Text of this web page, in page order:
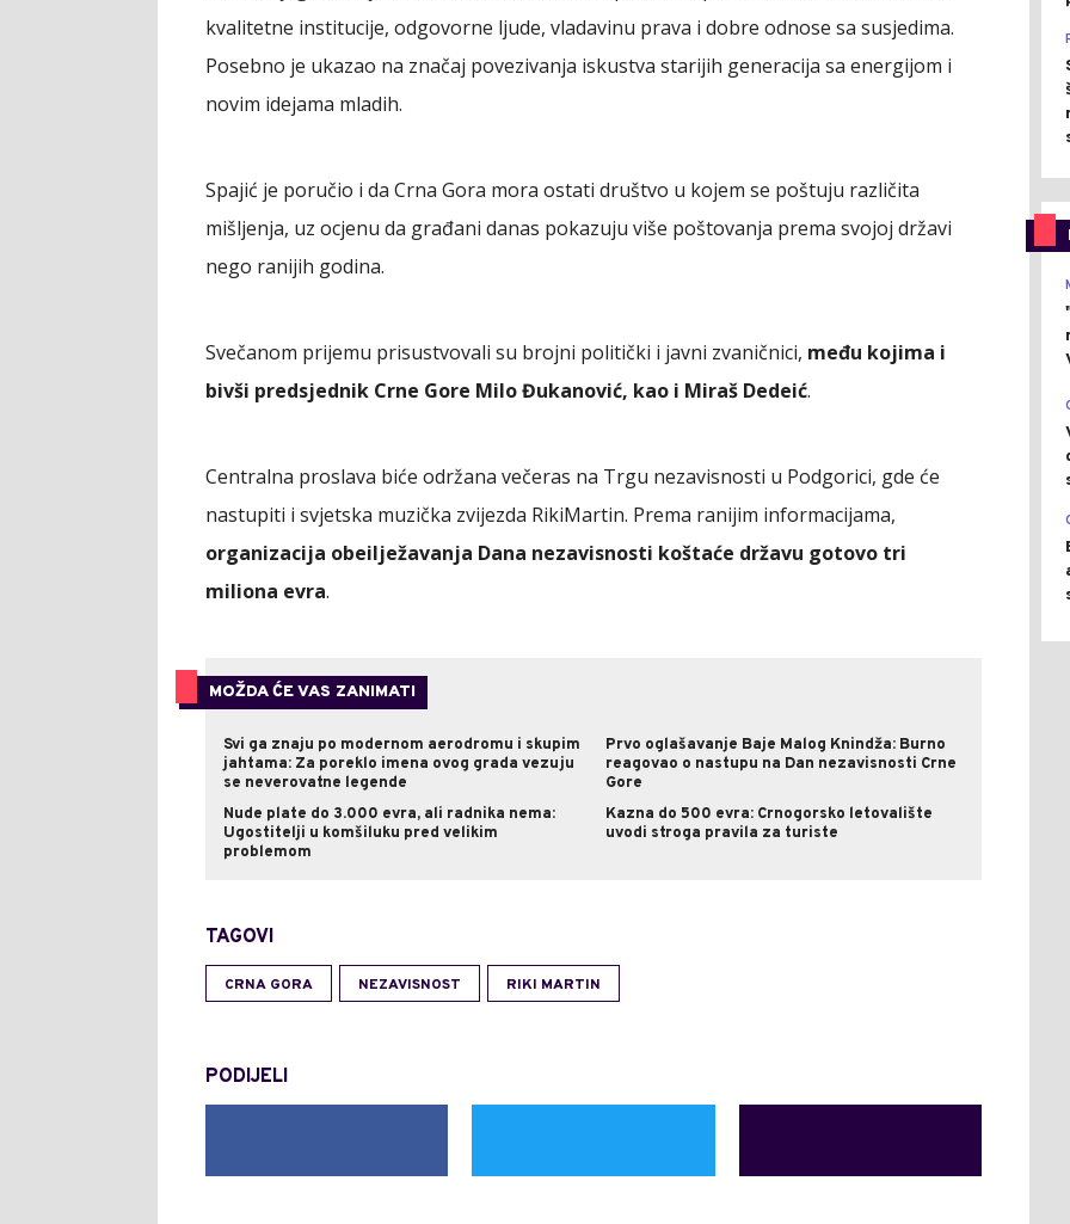
kvalitetne institucije, odgovorne ljude, vladavinu prava i dobre odnose sa susjedima.
Posebno je ukazao na značaj povezivanja iskustva starijih generacija sa energijom i
novim idejama mladih.
Spajić je poručio i da Crna Gora mora ostati društvo u kojem se poštuju različita
mišljenja, uz ocjenu da građani danas pokazuju više poštovanja prema svojoj državi
nego ranijih godina.
Svečanom prijemu prisustvovali su brojni politički i javni zvaničnici, među kojima i
bivši predsjednik Crne Gore Milo Đukanović, kao i Miraš Dedeić.
Centralna proslava biće održana večeras na Trgu nezavisnosti u Podgorici, gde će
nastupiti i svjetska muzička zvijezda RikiMartin. Prema ranijim informacijama,
organizacija obeilježavanja Dana nezavisnosti koštaće državu gotovo tri
miliona evra.
MOŽDA ĆE VAS ZANIMATI
Svi ga znaju po modernom aerodromu i skupim
jahtama: Za poreklo imena ovog grada vezuju
se neverovatne legende
Prvo oglašavanje Baje Malog Knindža: Burno
reagovao o nastupu na Dan nezavisnosti Crne
Gore
Nude plate do 3.000 evra, ali radnika nema:
Ugostitelji u komšiluku pred velikim
problemom
Kazna do 500 evra: Crnogorsko letovalište
uvodi stroga pravila za turiste
TAGOVI
CRNA GORA NEZAVISNOST RIKI MARTIN
PODIJELI